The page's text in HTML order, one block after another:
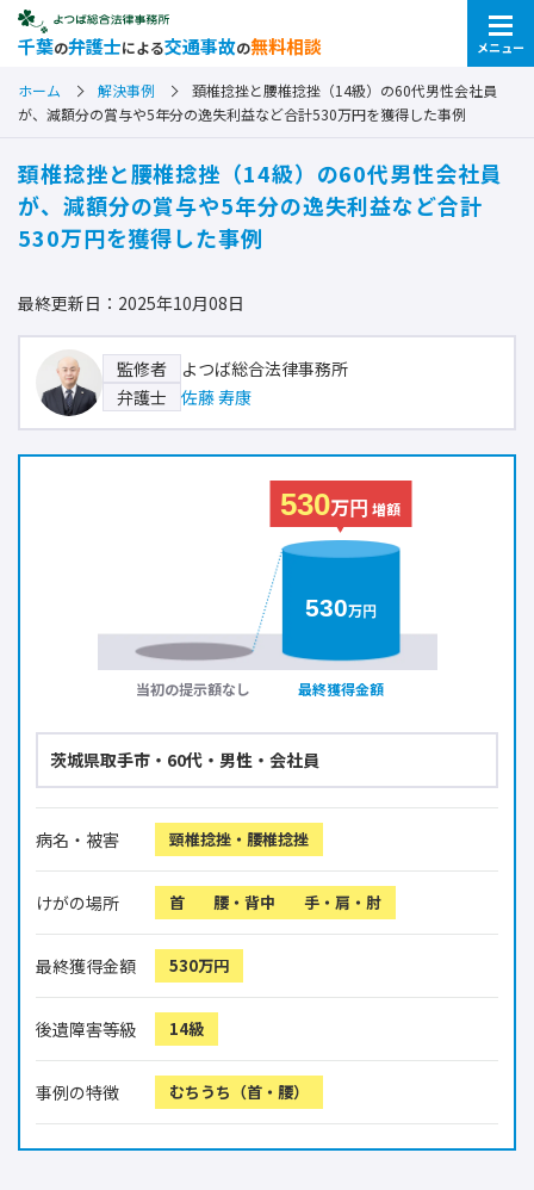
千葉の弁護士による交通事故の無料相談 メニュー
ホーム 解決事例
頚椎捻挫と腰椎捻挫（14級）の60代男性会社員
が、減額分の賞与や5年分の逸失利益など合計530万円を獲得した事例
頚椎捻挫と腰椎捻挫（14級）の60代男性会社員
が、減額分の賞与や5年分の逸失利益など合計
530万円を獲得した事例
最終更新日：2025年10月08日
監修者
よつば総合法律事務所
弁護士
佐藤 寿康
当初の提示額なし 最終獲得金額
530万円
530万円 増額
茨城県取手市・60代・男性・会社員
病名・被害 頸椎捻挫・腰椎捻挫
けがの場所 首 腰・背中 手・肩・肘
最終獲得金額 530万円
後遺障害等級 14級
事例の特徴 むちうち（首・腰）